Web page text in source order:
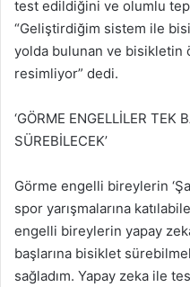
test edildiğini ve olumlu
“Geliştirdiğim sistem ile
yolda bulunan ve bisikletin
resimliyor” dedi.
‘GÖRME ENGELLİLER TEK
SÜREBİLECEK’
Görme engelli bireylerin
spor yarışmalarına
engelli bireylerin yapay
başlarına bisiklet
sağladım. Yapay zeka ile